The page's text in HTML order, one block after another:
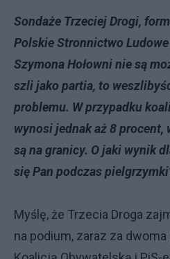
Sondaże Trzeciej Drogi,
Polskie Stronnictwo
Szymona Hołowni nie są
szli jako partia, to
problemu. W przypadku
wynosi jednak aż 8
są na granicy. O jaki wynik
się Pan podczas
Myślę, że Trzecia Droga
na podium, zaraz za dwoma